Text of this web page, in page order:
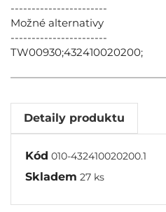
-----------------------
Možné alternativy
-----------------------
TW00930;432410020200;
Detaily produktu
Kód 010-432410020200.1
Skladem 27 ks